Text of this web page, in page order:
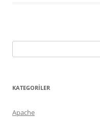
KATEGORILER
Apache